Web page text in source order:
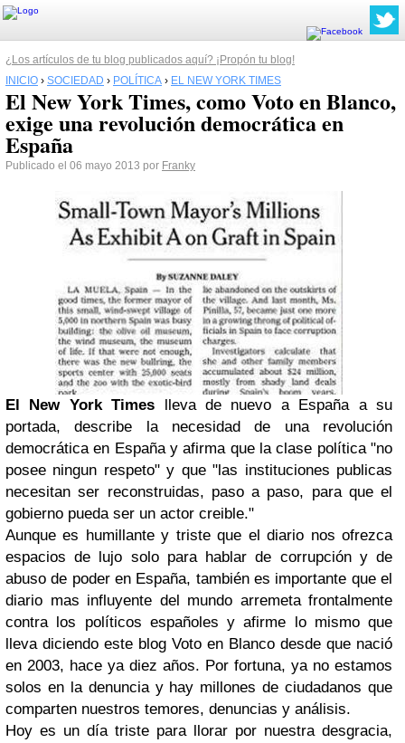
¿Los artículos de tu blog publicados aquí? ¡Propón tu blog!
INICIO › SOCIEDAD › POLÍTICA › EL NEW YORK TIMES
El New York Times, como Voto en Blanco,
exige una revolución democrática en
España
Publicado el 06 mayo 2013 por Franky
El New York Times lleva de nuevo a España a su
portada, describe la necesidad de una revolución
democrática en España y afirma que la clase política "no
posee ningun respeto" y que "las instituciones publicas
necesitan ser reconstruidas, paso a paso, para que el
gobierno pueda ser un actor creible."
Aunque es humillante y triste que el diario nos ofrezca
espacios de lujo solo para hablar de corrupción y de
abuso de poder en España, también es importante que el
diario mas influyente del mundo arremeta frontalmente
contra los políticos españoles y afirme lo mismo que
lleva diciendo este blog Voto en Blanco desde que nació
en 2003, hace ya diez años. Por fortuna, ya no estamos
solos en la denuncia y hay millones de ciudadanos que
comparten nuestros temores, denuncias y análisis.
Hoy es un día triste para llorar por nuestra desgracia,